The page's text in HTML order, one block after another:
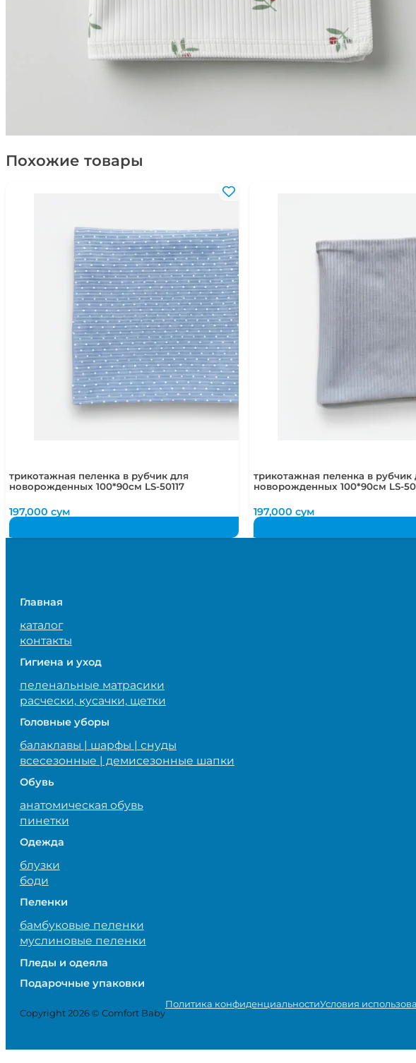
Похожие товары
трикотажная пеленка в рубчик для
новорожденных 100*90см LS-50117
197,000сум
трикотажная пеленка в рубчик
новорожденных 100*90см LS-
197,000 сум
Главная
каталог
контакты
Гигиена и уход
пеленальные матрасики
расчески, кусачки, щетки
Головные уборы
балаклавы | шарфы | снуды
всесезонные | демисезонные шапки
Обувь
анатомическая обувь
пинетки
Одежда
блузки
боди
Пеленки
бамбуковые пеленки
муслиновые пеленки
Пледы и одеяла
Подарочные упаковки
Copyright 2026 © Comfort Baby
Политика конфиденциальностиУсловия